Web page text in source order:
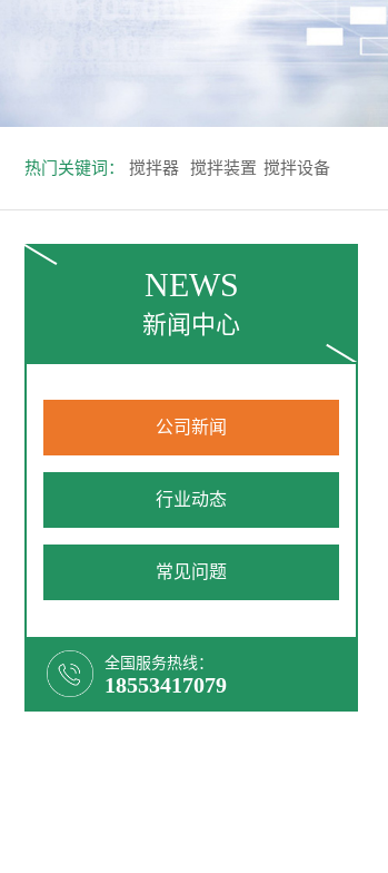
热门关键词： 搅拌器 搅拌装置 搅拌设备
NEWS
新闻中心
公司新闻
行业动态
常见问题
全国服务热线：
18553417079